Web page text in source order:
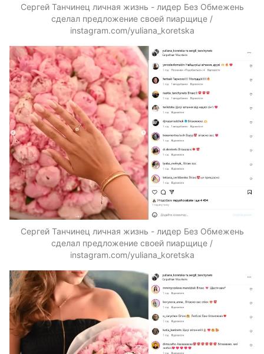
Сергей Танчинец личная жизнь - лидер Без Обмежень
сделал предложение своей пиарщице /
instagram.com/yuliana_koretska
Сергей Танчинец личная жизнь - лидер Без Обмежень
сделал предложение своей пиарщице /
instagram.com/yuliana_koretska